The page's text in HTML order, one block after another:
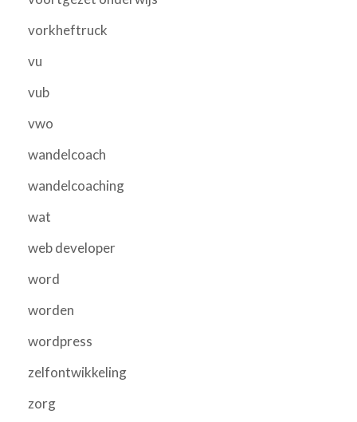
vorkheftruck
vu
vub
vwo
wandelcoach
wandelcoaching
wat
web developer
word
worden
wordpress
zelfontwikkeling
zorg